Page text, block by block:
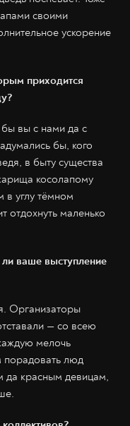
своими
ускорение
приходится
вы с нами да с
бы, кого
в быту существа
косолапому
в углу тёмном
отдохнуть маленько
ваше выступление
Организаторы
— со всею
мелочь
порадовать люд
да красным девицам,